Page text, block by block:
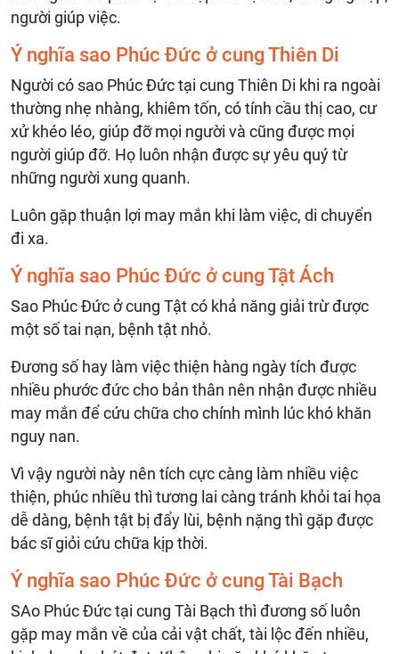
người giúp việc.
Ý nghĩa sao Phúc Đức ở cung Thiên Di
Người có sao Phúc Đức tại cung Thiên Di khi ra ngoài
thường nhẹ nhàng, khiêm tốn, có tính cầu thị cao, cư
xử khéo léo, giúp đỡ mọi người và cũng được mọi
người giúp đỡ. Họ luôn nhận được sự yêu quý từ
những người xung quanh.
Luôn gặp thuận lợi may mắn khi làm việc, di chuyển
đi xa.
Ý nghĩa sao Phúc Đức ở cung Tật Ách
Sao Phúc Đức ở cung Tật có khả năng giải trừ được
một số tai nạn, bệnh tật nhỏ.
Đương số hay làm việc thiện hàng ngày tích được
nhiều phước đức cho bản thân nên nhận được nhiều
may mắn để cứu chữa cho chính mình lúc khó khăn
nguy nan.
Vì vậy người này nên tích cực càng làm nhiều việc
thiện, phúc nhiều thì tương lai càng tránh khỏi tai họa
dễ dàng, bệnh tật bị đẩy lùi, bệnh nặng thì gặp được
bác sĩ giỏi cứu chữa kịp thời.
Ý nghĩa sao Phúc Đức ở cung Tài Bạch
SAo Phúc Đức tại cung Tài Bạch thì đương số luôn
gặp may mắn về của cải vật chất, tài lộc đến nhiều,